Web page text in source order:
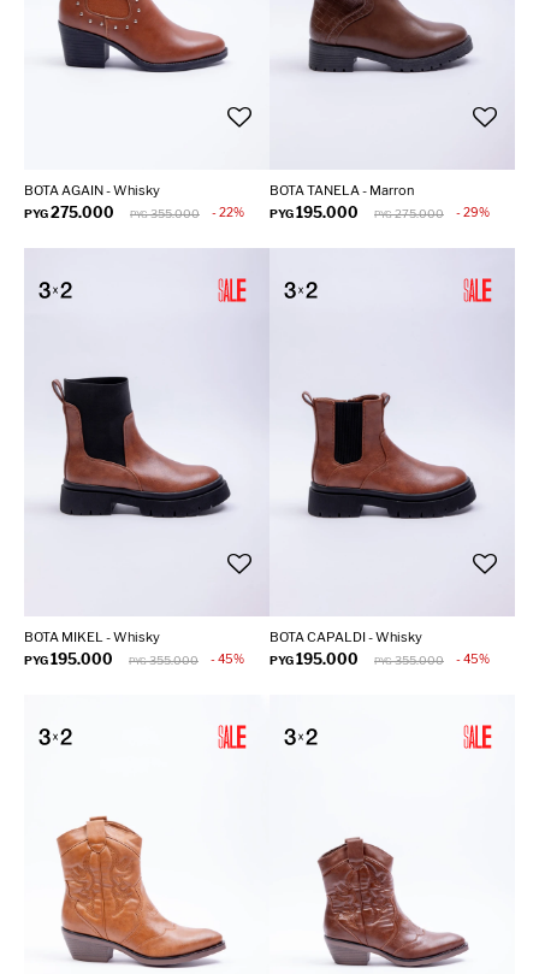
BOTA AGAIN - Whisky
PYG275.000 PYG 355.000 22
BOTA TANELA - Marron
PYG195.000 PYG 275.000 29
BOTA MIKEL - Whisky
PYG195.000 PYG 355.000 45
BOTA CAPALDI - Whisky
PYG195.000 PYG 355.000 45